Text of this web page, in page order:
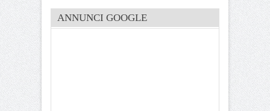
ANNUNCI GOOGLE